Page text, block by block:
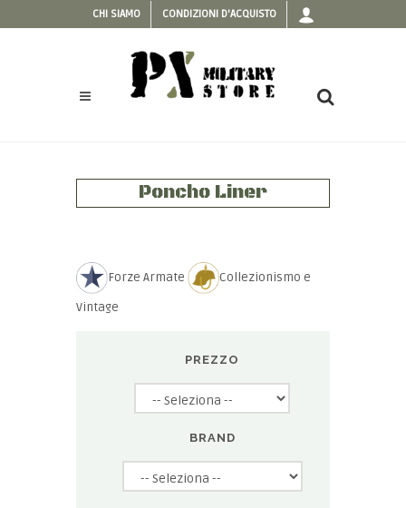
CHI SIAMO CONDIZIONI D'ACQUISTO
Poncho Liner
Forze Armate Collezionismo e
Vintage
PREZZO
BRAND